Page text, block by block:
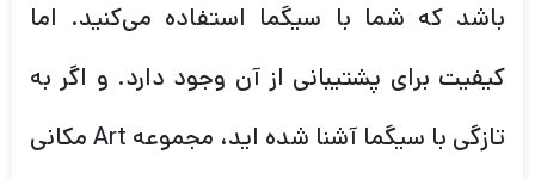
باشد که شما با سیگما استفاده می‌کنید. اما
کیفیت برای پشتیبانی از آن وجود دارد. و اگر به
تازگی با سیگما آشنا شده اید، مجموعه Art مکانی